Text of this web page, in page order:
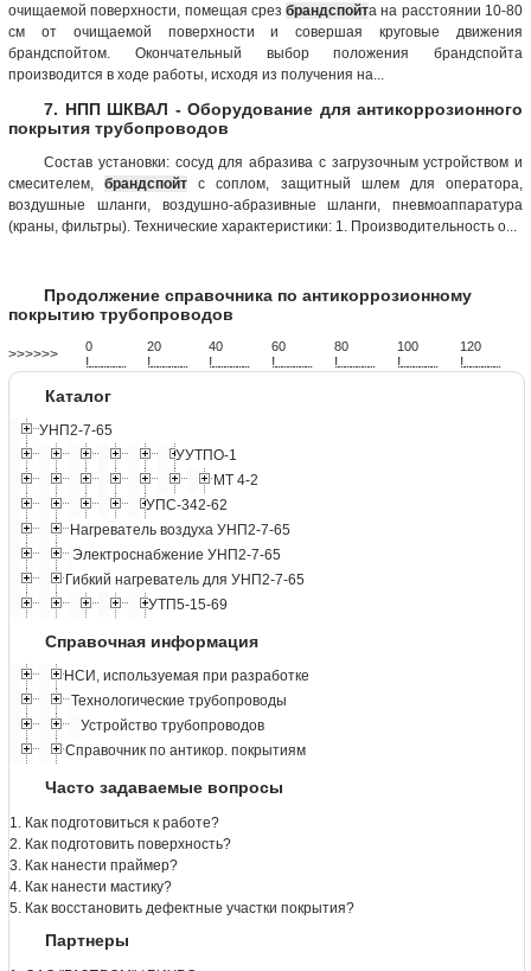
очищаемой поверхности, помещая срезбрандспойта на расстоянии 10-80
см от очищаемой поверхности и совершая круговые движения
брандспойтом. Окончательный выбор положения брандспойта
производится в ходе работы, исходя из получения на...
7. НПП ШКВАЛ - Оборудование для антикоррозионного
покрытия трубопроводов
Состав установки: сосуд для абразива с загрузочным устройством и
смесителем,брандспойт с соплом, защитный шлем для оператора,
воздушные шланги, воздушно-абразивные шланги, пневмоаппаратура
(краны, фильтры). Технические характеристики: 1. Производительность о...
Продолжение справочника по антикоррозионному
покрытию трубопроводов
>>>>>> 0
!...................
20
!...................
40
!...................
60
!...................
80
!...................
100
!...................
120
!...................
Каталог
УНП2-7-65
УУТПО-1
МТ 4-2
УПС-342-62
Нагреватель воздуха УНП2-7-65
Электроснабжение УНП2-7-65
Гибкий нагреватель для УНП2-7-65
УТП5-15-69
Справочная информация
НСИ, используемая при разработке
Технологические трубопроводы
Устройство трубопроводов
Справочник по антикор. покрытиям
Часто задаваемые вопросы
1. Как подготовиться к работе?
2. Как подготовить поверхность?
3. Как нанести праймер?
4. Как нанести мастику?
5. Как восстановить дефектные участки покрытия?
Партнеры